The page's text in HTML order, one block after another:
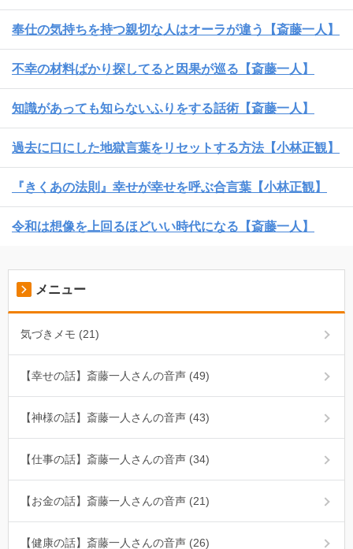
奉仕の気持ちを持つ親切な人はオーラが違う【斎藤一人】
不幸の材料ばかり探してると因果が巡る【斎藤一人】
知識があっても知らないふりをする話術【斎藤一人】
過去に口にした地獄言葉をリセットする方法【小林正観】
『きくあの法則』幸せが幸せを呼ぶ合言葉【小林正観】
令和は想像を上回るほどいい時代になる【斎藤一人】
メニュー
気づきメモ (21)
【幸せの話】斎藤一人さんの音声 (49)
【神様の話】斎藤一人さんの音声 (43)
【仕事の話】斎藤一人さんの音声 (34)
【お金の話】斎藤一人さんの音声 (21)
【健康の話】斎藤一人さんの音声 (26)